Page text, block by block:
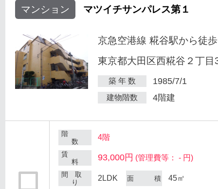
マンション マツイチサンパレス第１
京急空港線 糀谷駅から徒
東京都大田区西糀谷２丁目
築 年 数 1985/7/1
建物階数 4階建
階
数
4階
賃
料
93,000円 (管理費等： - 円)
間 取
り
2LDK 面 積 45㎡